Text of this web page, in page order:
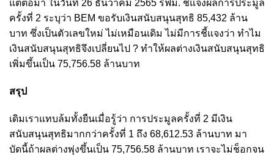
แต่ต่อมา ในวันที่ 26 ธันวาคม 2565 รฟม. ชี้แจงผลการประมูล
ครั้งที่ 2 ระบุว่า BEM ขอรับเงินสนับสนุนสุทธิ 85,432 ล้าน
บาท ซึ่งเป็นตัวเลขใหม่ ไม่เหมือนเดิม ไม่มีการชี้แจงว่า ทำไม
เงินสนับสนุนสุทธิจึงเปลี่ยนไป ? ทำให้ผลต่างเงินสนับสนุนสุทธิ
เพิ่มขึ้นเป็น 75,756.58 ล้านบาท
สรุป
เดิมเราแทบล้มทั้งยืนเมื่อรู้ว่า การประมูลครั้งที่ 2 มีเงิน
สนับสนุนสุทธิมากกว่าครั้งที่ 1 ถึง 68,612.53 ล้านบาท มา
บัดนี้ถ้าผลต่างพุ่งขึ้นเป็น 75,756.58 ล้านบาท เราจะไม่ช็อกจน